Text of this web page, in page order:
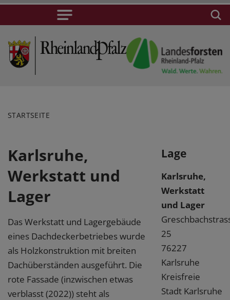
STARTSEITE
Karlsruhe,
Werkstatt und
Lager
Das Werkstatt und Lagergebäude
eines Dachdeckerbetriebes wurde
als Holzkonstruktion mit breiten
Dachüberständen ausgeführt. Die
rote Fassade (inzwischen etwas
verblasst (2022)) steht als
Lage
Karlsruhe,
Werkstatt
und Lager
25
76227
Karlsruhe
Kreisfreie
Stadt Karlsruhe